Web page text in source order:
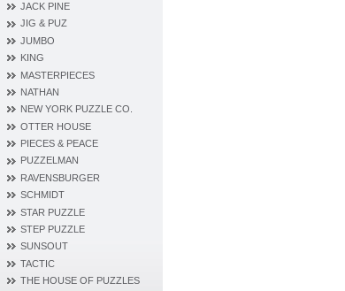
JACK PINE
JIG & PUZ
JUMBO
KING
MASTERPIECES
NATHAN
NEW YORK PUZZLE CO.
OTTER HOUSE
PIECES & PEACE
PUZZELMAN
RAVENSBURGER
SCHMIDT
STAR PUZZLE
STEP PUZZLE
SUNSOUT
TACTIC
THE HOUSE OF PUZZLES